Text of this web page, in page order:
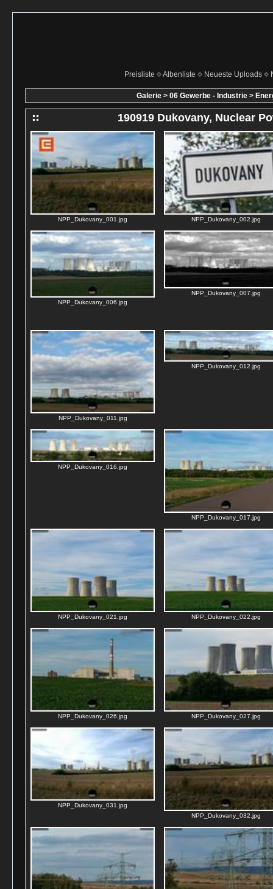
Preisliste Albenliste Neueste Uploads
Galerie > 06 Gewerbe - Industrie >
190919 Dukovany, Nuclear
NPP_Dukovany_001.jpg NPP_Dukovany_002.jpg
NPP_Dukovany_006.jpg
NPP_Dukovany_007.jpg
NPP_Dukovany_011.jpg
NPP_Dukovany_012.jpg
NPP_Dukovany_016.jpg
NPP_Dukovany_017.jpg
NPP_Dukovany_021.jpg NPP_Dukovany_022.jpg
NPP_Dukovany_026.jpg NPP_Dukovany_027.jpg
NPP_Dukovany_031.jpg
NPP_Dukovany_032.jpg